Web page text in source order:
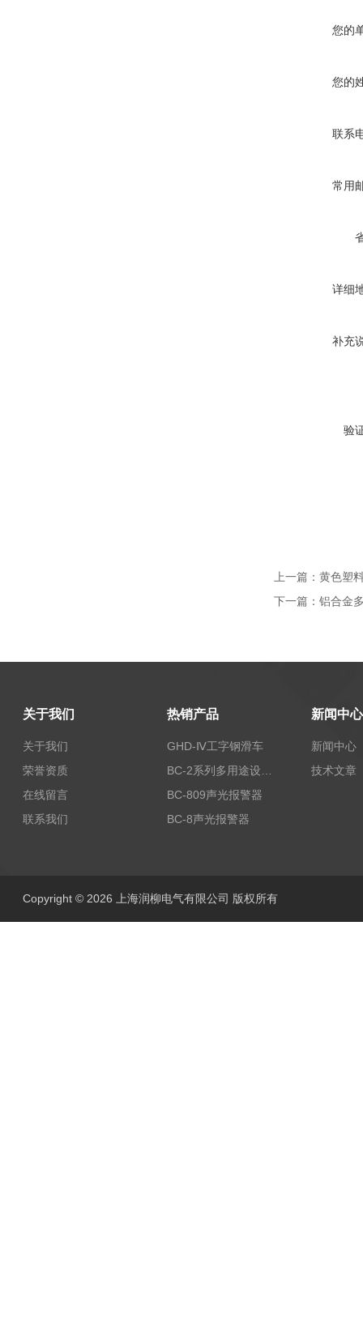
您的
您的
联系
常用
详细
补充
验
上一篇： 黄色塑
下一篇： 铝合金
关于我们
关于我们
荣誉资质
在线留言
联系我们
热销产品
GHD-Ⅳ工字钢滑车
BC-809声光报警器
BC-8声光报警器
新闻中心
新闻中心
技术文章
Copyright © 2026 上海润柳电气有限公司 版权所有